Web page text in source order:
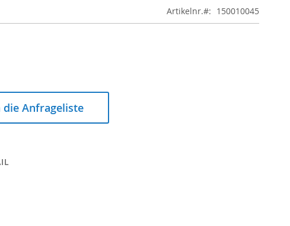
Artikelnr. 150010045
die Anfrageliste